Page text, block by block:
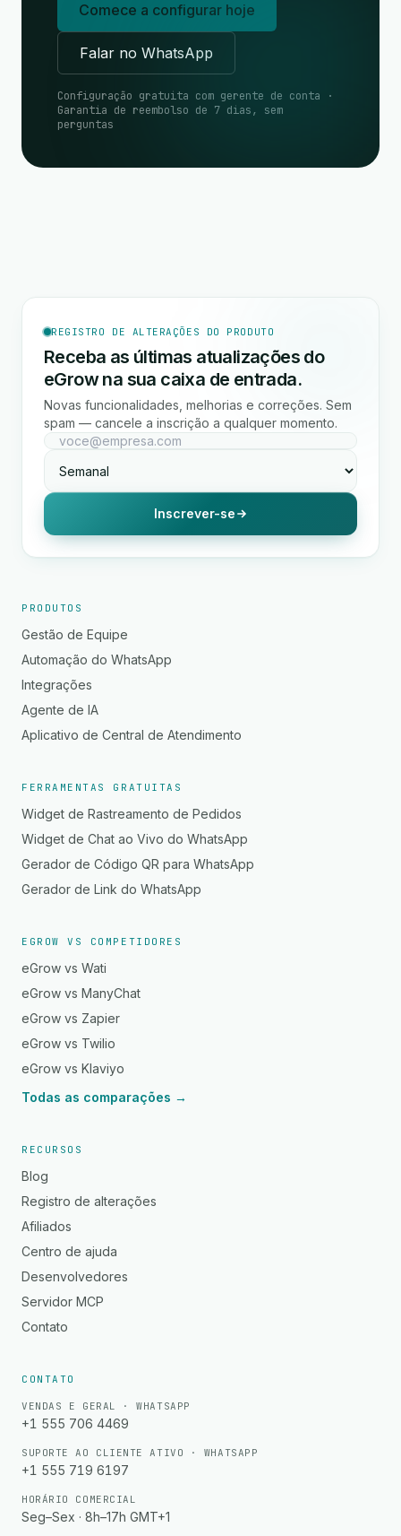
Comece a configurar hoje
Falar no WhatsApp
Configuração gratuita com gerente de conta ·
Garantia de reembolso de 7 dias, sem
perguntas
REGISTRO DE ALTERAÇÕES DO PRODUTO
Receba as últimas atualizações do
eGrow na sua caixa de entrada.
Novas funcionalidades, melhorias e correções. Sem
spam — cancele a inscrição a qualquer momento.
Inscrever-se
PRODUTOS
Gestão de Equipe
Automação do WhatsApp
Integrações
Agente de IA
Aplicativo de Central de Atendimento
FERRAMENTAS GRATUITAS
Widget de Rastreamento de Pedidos
Widget de Chat ao Vivo do WhatsApp
Gerador de Código QR para WhatsApp
Gerador de Link do WhatsApp
EGROW VS COMPETIDORES
eGrow vs Wati
eGrow vs ManyChat
eGrow vs Zapier
eGrow vs Twilio
eGrow vs Klaviyo
Todas as comparações →
RECURSOS
Blog
Registro de alterações
Afiliados
Centro de ajuda
Desenvolvedores
Servidor MCP
Contato
CONTATO
VENDAS E GERAL · WHATSAPP
+1 555 706 4469
SUPORTE AO CLIENTE ATIVO · WHATSAPP
+1 555 719 6197
HORÁRIO COMERCIAL
Seg–Sex · 8h–17h GMT+1